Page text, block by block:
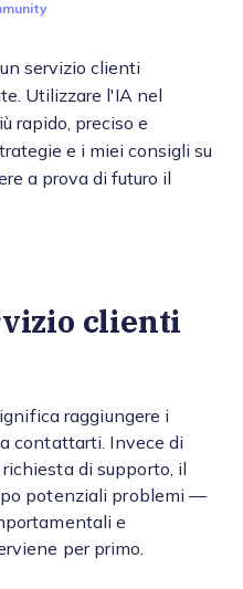
servizio clienti
Utilizzare l'IA nel
rapido, preciso e
e i miei consigli su
a prova di futuro il
clienti
raggiungere i
contattarti. Invece di
di supporto, il
potenziali problemi —
e
per primo.